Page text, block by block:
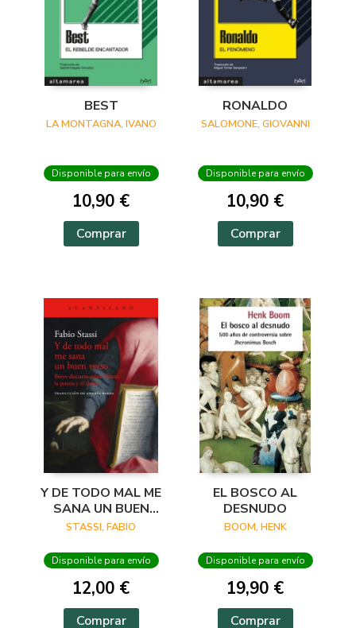
BEST
LA MONTAGNA, IVANO
Disponible para envío
10,90 €
Comprar
RONALDO
SALOMONE, GIOVANNI
Disponible para envío
10,90 €
Comprar
Y DE TODO MAL ME
SANA UN BUEN
VERSO
STASSI, FABIO
Disponible para envío
12,00 €
Comprar
EL BOSCO AL
DESNUDO
BOOM, HENK
Disponible para envío
19,90 €
Comprar